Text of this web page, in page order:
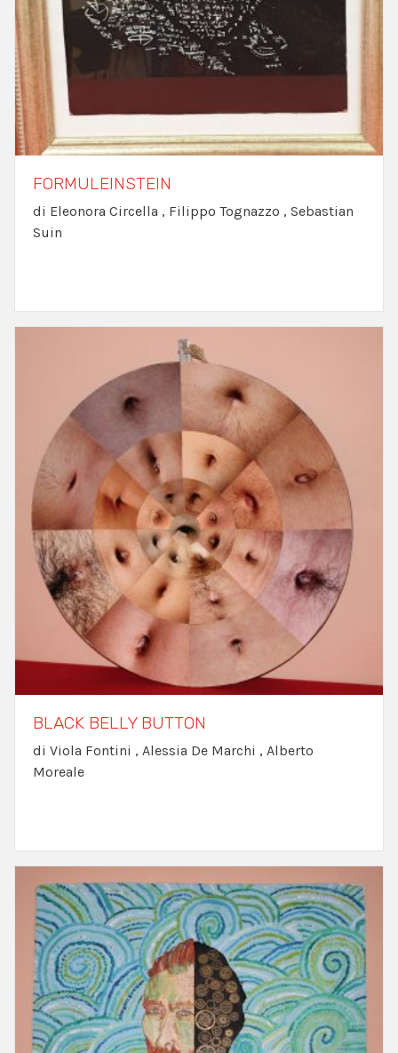
FORMULEINSTEIN
di Eleonora Circella , Filippo Tognazzo , Sebastian
Suin
BLACK BELLY BUTTON
di Viola Fontini , Alessia De Marchi , Alberto
Moreale